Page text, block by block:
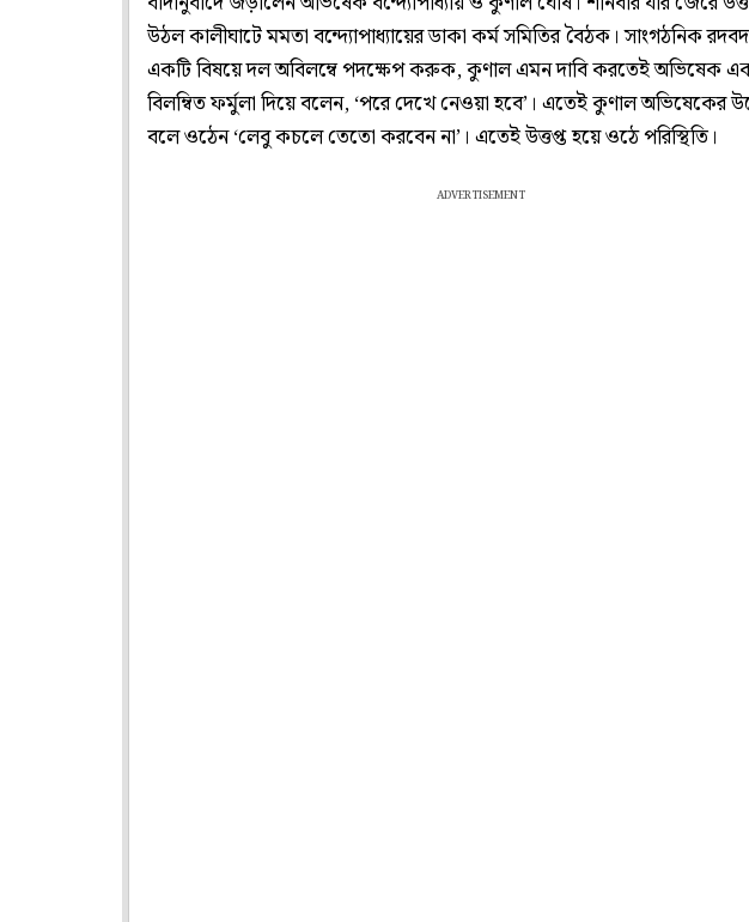
উঠল কালীঘাটে মমতা বন্দ্যোপাধ‌্যায়ের ডাকা কর্ম সমিতির বৈঠক। সাংগঠনিক
একটি বিষয়ে দল অবিলম্বে পদক্ষেপ করুক, কুণাল এমন দাবি করতেই অভিষেক
বিলম্বিত ফর্মুলা দিয়ে বলেন, ‘পরে দেখে নেওয়া হবে’। এতেই কুণাল অভিষেকের
বলে ওঠেন ‘লেবু কচলে তেতো করবেন না’। এতেই উত্তপ্ত হয়ে ওঠে পরিস্থিতি।
ADVERTISEMENT